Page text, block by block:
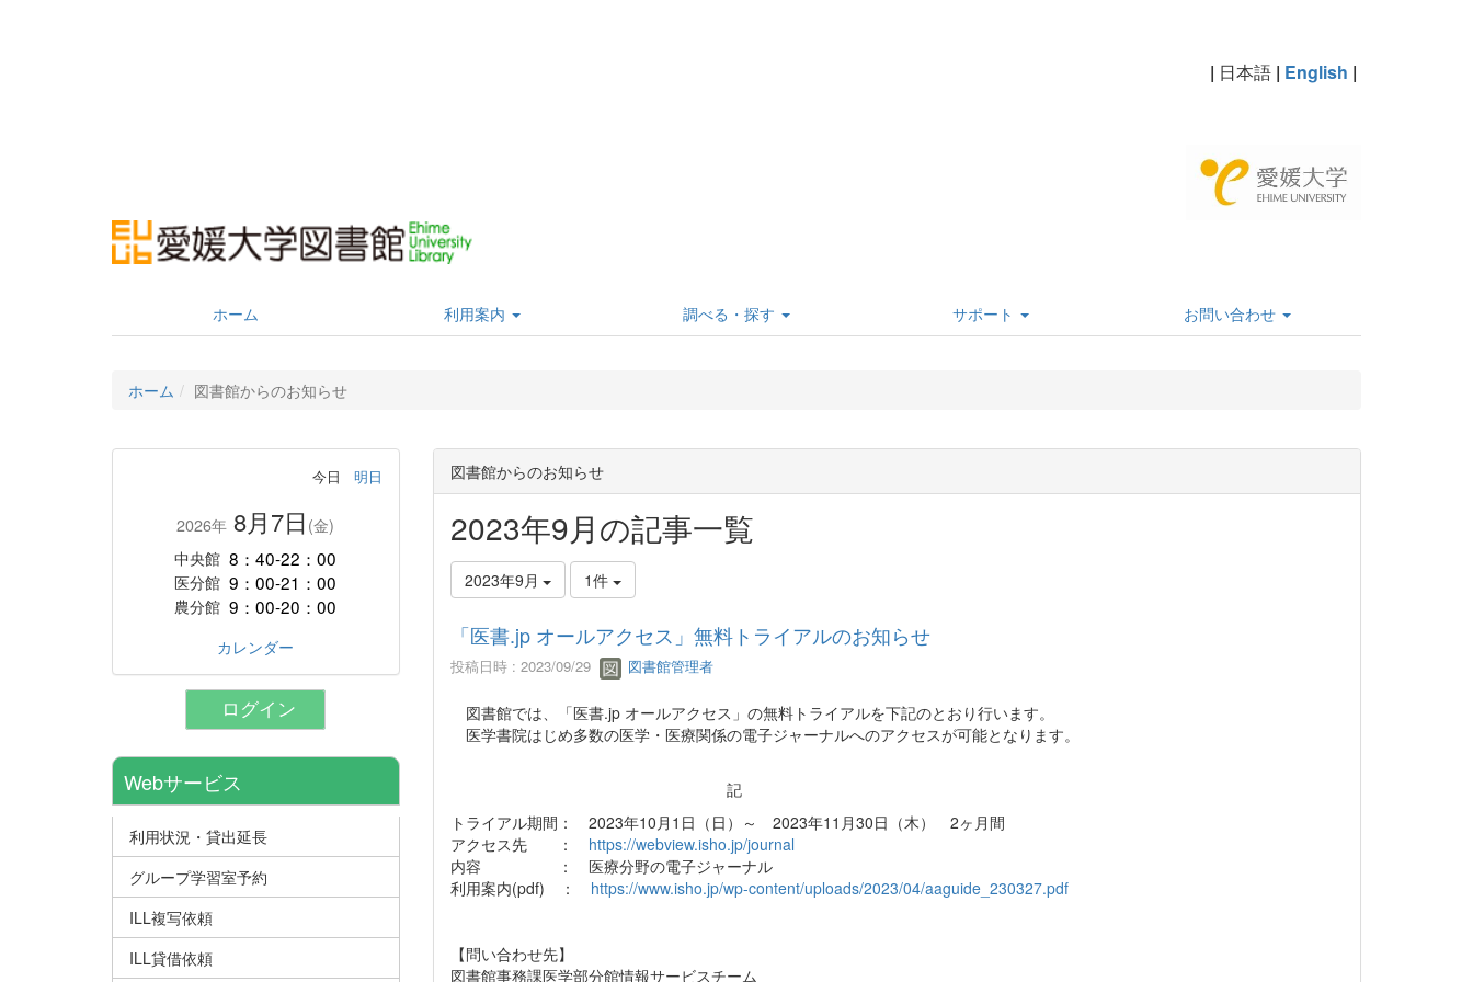
| 日本語 | English |
ホーム 利用案内 調べる・探す サポート お問い合わせ
ホーム 図書館からのお知らせ
図書館からのお知らせ
2023年9月の記事一覧
2023年9月 1件
「医書.jp オールアクセス」無料トライアルのお知らせ
投稿日時 : 2023/09/29 図書館管理者
図書館では、「医書.jp オールアクセス」の無料トライアルを下記のとおり行います。
医学書院はじめ多数の医学・医療関係の電子ジャーナルへのアクセスが可能となります。
記
トライアル期間： 2023年10月1日（日）～ 2023年11月30日（木） 2ヶ月間
アクセス先 ： https://webview.isho.jp/journal
内容 ： 医療分野の電子ジャーナル
利用案内(pdf) ： https://www.isho.jp/wp-content/uploads/2023/04/aaguide_230327.pdf
【問い合わせ先】
図書館事務課医学部分館情報サービスチーム
今日 明日
2026年 8月7日 (金)
中央館 8：40-22：00
医分館 9：00-21：00
農分館 9：00-20：00
カレンダー
ログイン
Webサービス
利用状況・貸出延長
グループ学習室予約
ILL複写依頼
ILL貸借依頼